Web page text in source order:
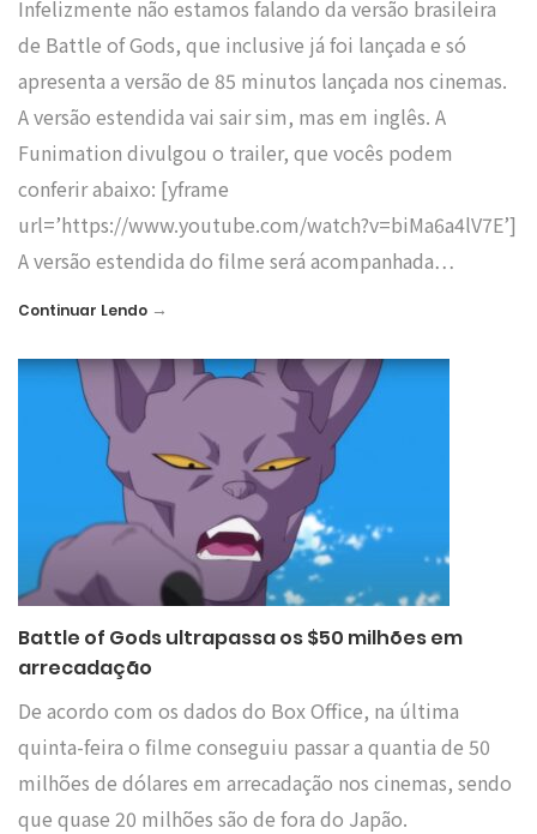
Infelizmente não estamos falando da versão brasileira
de Battle of Gods, que inclusive já foi lançada e só
apresenta a versão de 85 minutos lançada nos cinemas.
A versão estendida vai sair sim, mas em inglês. A
Funimation divulgou o trailer, que vocês podem
conferir abaixo: [yframe
url=’https://www.youtube.com/watch?v=biMa6a4lV7E’]
A versão estendida do filme será acompanhada…
Continuar Lendo →
Battle of Gods ultrapassa os $50 milhões em
arrecadação
De acordo com os dados do Box Office, na última
quinta-feira o filme conseguiu passar a quantia de 50
milhões de dólares em arrecadação nos cinemas, sendo
que quase 20 milhões são de fora do Japão.